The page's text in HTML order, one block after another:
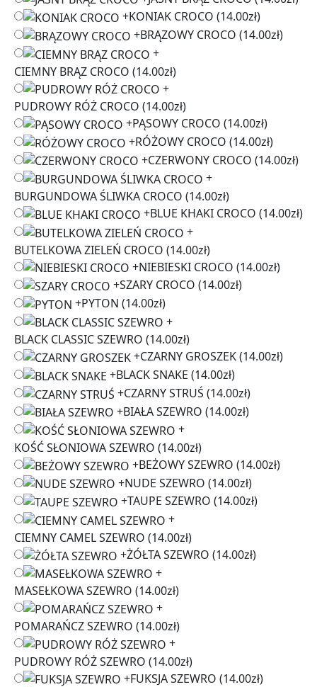
+KONIAK CROCO (14.00zł)
+BRĄZOWY CROCO (14.00zł)
+
CIEMNY BRĄZ CROCO (14.00zł)
+
PUDROWY RÓŻ CROCO (14.00zł)
+PĄSOWY CROCO (14.00zł)
+RÓŻOWY CROCO (14.00zł)
+CZERWONY CROCO (14.00zł)
+
BURGUNDOWA ŚLIWKA CROCO (14.00zł)
+BLUE KHAKI CROCO (14.00zł)
+
BUTELKOWA ZIELEŃ CROCO (14.00zł)
+NIEBIESKI CROCO (14.00zł)
+SZARY CROCO (14.00zł)
+PYTON (14.00zł)
+
BLACK CLASSIC SZEWRO (14.00zł)
+CZARNY GROSZEK(14.00zł)
+BLACK SNAKE (14.00zł)
+CZARNY STRUŚ (14.00zł)
+BIAŁA SZEWRO (14.00zł)
+
KOŚĆ SŁONIOWA SZEWRO (14.00zł)
+BEŻOWY SZEWRO (14.00zł)
+NUDE SZEWRO (14.00zł)
+TAUPE SZEWRO (14.00zł)
+
CIEMNY CAMEL SZEWRO (14.00zł)
+ŻÓŁTA SZEWRO (14.00zł)
+
MASEŁKOWA SZEWRO (14.00zł)
+
POMARAŃCZ SZEWRO (14.00zł)
+
PUDROWY RÓŻ SZEWRO (14.00zł)
+FUKSJA SZEWRO (14.00zł)